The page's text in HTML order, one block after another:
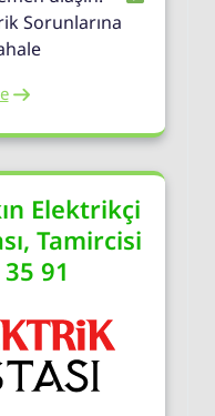
Sorunlarına
Elektrikçi
Tamircisi
91